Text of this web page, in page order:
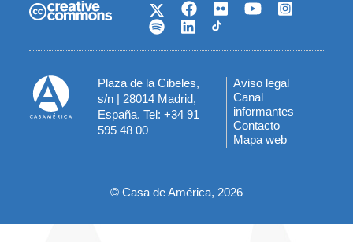
Plaza de la Cibeles,
s/n | 28014 Madrid,
España. Tel: +34 91
595 48 00
Menú
del
pie
Aviso legal
Canal
informantes
Contacto
Mapa web
© Casa de América, 2026